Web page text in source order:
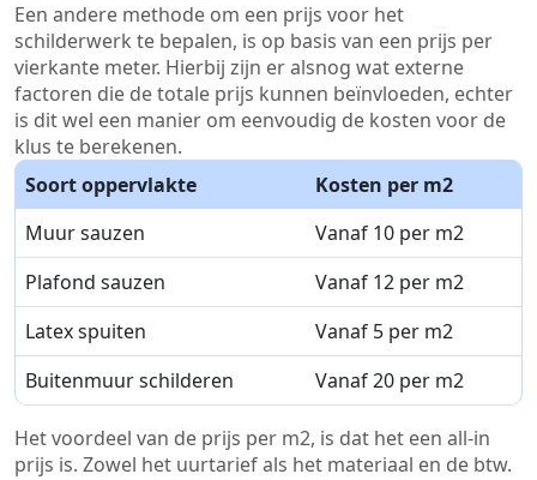
Een andere methode om een prijs voor het
schilderwerk te bepalen, is op basis van een prijs per
vierkante meter. Hierbij zijn er alsnog wat externe
factoren die de totale prijs kunnen beïnvloeden, echter
is dit wel een manier om eenvoudig de kosten voor de
klus te berekenen.
Soort oppervlakte
Kosten per m2
Muur sauzen
Vanaf 10 per m2
Plafond sauzen
Vanaf 12 per m2
Latex spuiten
Vanaf 5 per m2
Buitenmuur schilderen
Vanaf 20 per m2
Het voordeel van de prijs per m2, is dat het een all-in
prijs is. Zowel het uurtarief als het materiaal en de btw.